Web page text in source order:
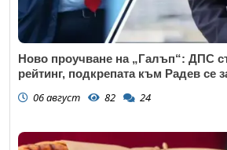
Ново проучване на „Галъп“: ДПС
рейтинг, подкрепата към Радев се
06 август 82 24